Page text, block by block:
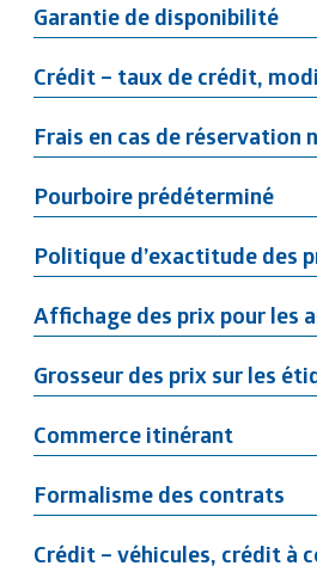
Garantie de disponibilité
Crédit – taux de crédit,
Frais en cas de réservation
Pourboire prédéterminé
Politique d’exactitude des
Affichage des prix pour les
Grosseur des prix sur les
Commerce itinérant
Formalisme des contrats
Crédit – véhicules, crédit à